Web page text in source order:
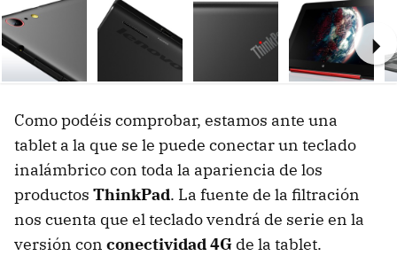
Como podéis comprobar, estamos ante una
tablet a la que se le puede conectar un teclado
inalámbrico con toda la apariencia de los
productos ThinkPad. La fuente de la filtración
nos cuenta que el teclado vendrá de serie en la
versión con conectividad 4G de la tablet.